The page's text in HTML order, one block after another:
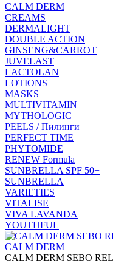
CALM DERM
CREAMS
DERMALIGHT
DOUBLE ACTION
GINSENG&CARROT
JUVELAST
LACTOLAN
LOTIONS
MASKS
MULTIVITAMIN
MYTHOLOGIC
PEELS / Пилинги
PERFECT TIME
PHYTOMIDE
RENEW Formula
SUNBRELLA SPF 50+
SUNBRELLA
VARIETIES
VITALISE
VIVA LAVANDA
YOUTHFUL
CALM DERM
CALM DERM SEBO